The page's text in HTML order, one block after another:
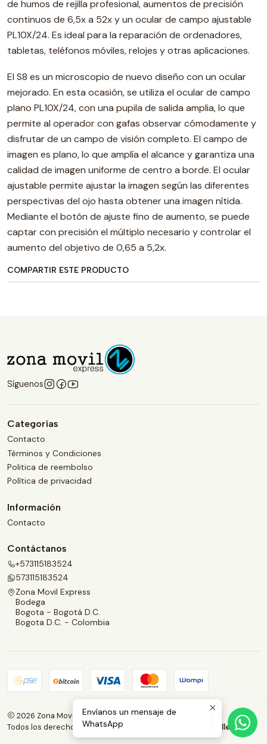
de humos de rejilla profesional, aumentos de precisión
continuos de 6,5x a 52x y un ocular de campo ajustable
PL10X/24. Es ideal para la reparación de ordenadores,
tabletas, teléfonos móviles, relojes y otras aplicaciones.
El S8 es un microscopio de nuevo diseño con un ocular
mejorado. En esta ocasión, se utiliza el ocular de campo
plano PL10X/24, con una pupila de salida amplia, lo que
permite al operador con gafas observar cómodamente y
disfrutar de un campo de visión completo. El campo de
imagen es plano, lo que amplía el alcance y garantiza una
calidad de imagen uniforme de centro a borde. El ocular
ajustable permite ajustar la imagen según las diferentes
perspectivas del ojo hasta obtener una imagen nítida.
Mediante el botón de ajuste fino de aumento, se puede
captar con precisión el múltiplo necesario y controlar el
aumento del objetivo de 0,65 a 5,2x.
COMPARTIR ESTE PRODUCTO
Síguenos
Categorías
Contacto
Términos y Condiciones
Politica de reembolso
Política de privacidad
Información
Contacto
Contáctanos
+573115183524
573115183524
Zona Movil Express
Bodega
Bogota - Bogotá D.C.
Bogota D.C. - Colombia
2026 Zona Movil Express.
Todos los derechos reservados.
Desarrollado por Jumpseller
Envíanos un mensaje de
WhatsApp